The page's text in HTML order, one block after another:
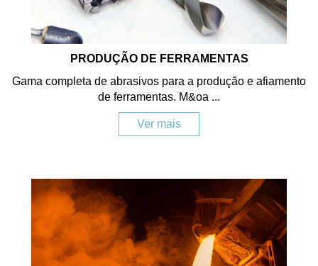
PRODUÇÃO DE FERRAMENTAS
Gama completa de abrasivos para a produção e afiamento
de ferramentas. M&oa ...
Ver mais